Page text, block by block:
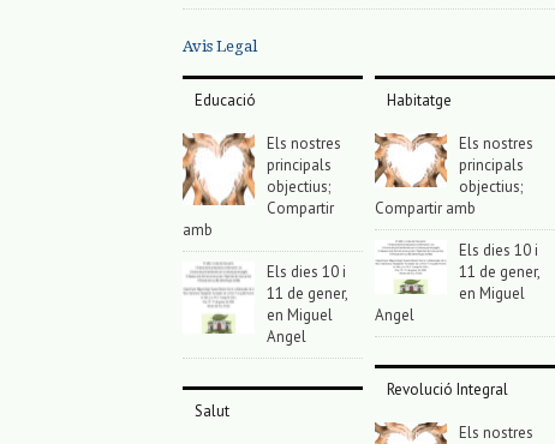
Avis Legal
Educació
Els nostres
principals
objectius;
Compartir
amb
Els dies 10 i
11 de gener,
en Miguel
Angel
Salut
Habitatge
Els nostres
principals
objectius;
Compartir amb
Els dies 10 i
11 de gener,
en Miguel
Angel
Revolució Integral
Els nostres